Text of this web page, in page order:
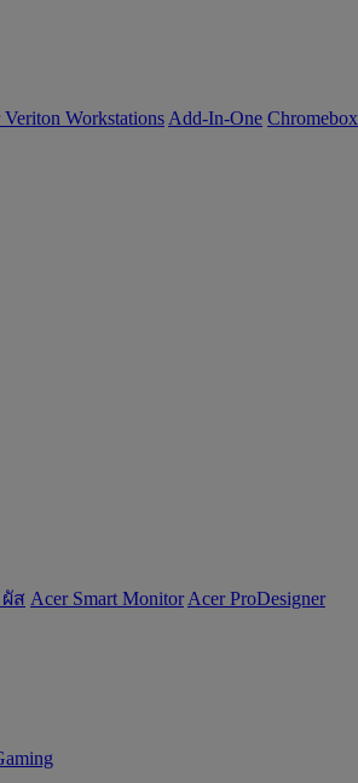
Veriton Workstations Add-In-One Chromebox
ส Acer Smart Monitor Acer ProDesigner